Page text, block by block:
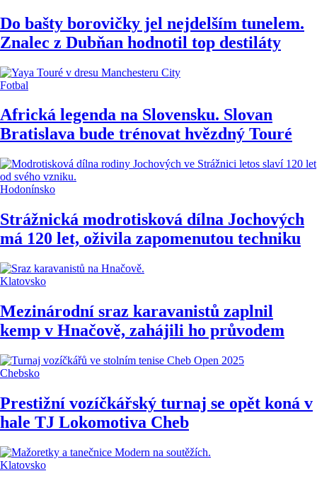
Do bašty borovičky jel nejdelším tunelem.
Znalec z Dubňan hodnotil top destiláty
Fotbal
Africká legenda na Slovensku. Slovan
Bratislava bude trénovat hvězdný Touré
Hodonínsko
Strážnická modrotisková dílna Jochových
má 120 let, oživila zapomenutou techniku
Klatovsko
Mezinárodní sraz karavanistů zaplnil
kemp v Hnačově, zahájili ho průvodem
Chebsko
Prestižní vozíčkářský turnaj se opět koná v
hale TJ Lokomotiva Cheb
Klatovsko